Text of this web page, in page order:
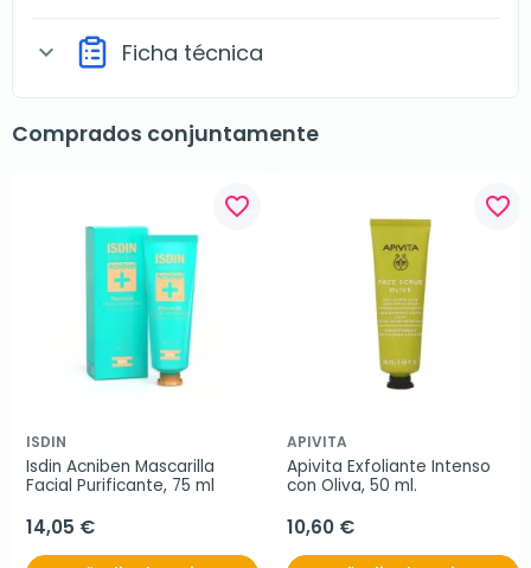
expand_more Ficha técnica
Comprados conjuntamente
favorite_border
ISDIN
Isdin Acniben Mascarilla
Facial Purificante, 75 ml
14,05 €
favorite_border
APIVITA
Apivita Exfoliante Intenso
con Oliva, 50 ml.
10,60 €